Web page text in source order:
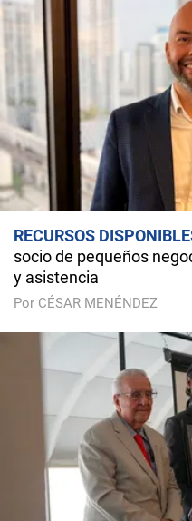
RECURSOS
socio de pequeños
y asistencia
Por CÉSAR MENÉNDEZ